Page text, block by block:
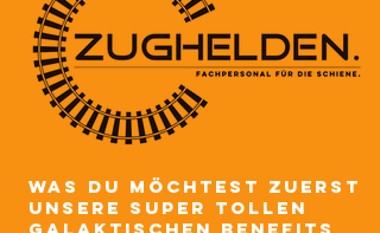
was Du möchtest zuerst
unsere super tollen